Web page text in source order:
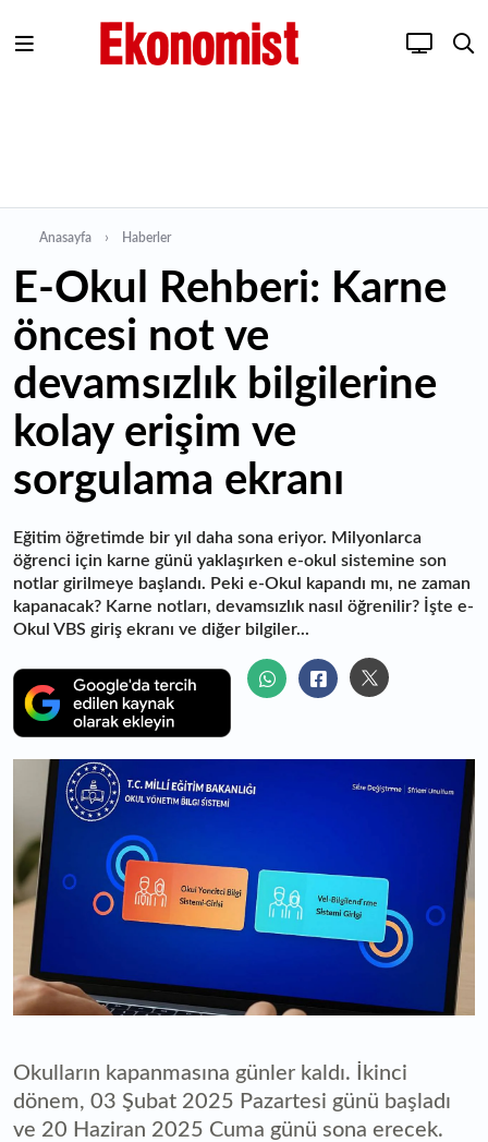
Anasayfa Haberler
E-Okul Rehberi: Karne
öncesi not ve
devamsızlık bilgilerine
kolay erişim ve
sorgulama ekranı
Eğitim öğretimde bir yıl daha sona eriyor. Milyonlarca
öğrenci için karne günü yaklaşırken e-okul sistemine son
notlar girilmeye başlandı. Peki e-Okul kapandı mı, ne zaman
kapanacak? Karne notları, devamsızlık nasıl öğrenilir? İşte e-
Okul VBS giriş ekranı ve diğer bilgiler...
Okulların kapanmasına günler kaldı. İkinci
dönem, 03 Şubat 2025 Pazartesi günü başladı
ve 20 Haziran 2025 Cuma günü sona erecek.